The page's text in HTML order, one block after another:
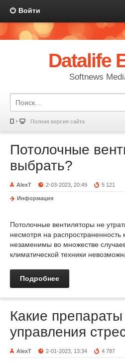
Войти
Datalife
Softnews
Полная версия сайта
Потолочные
выбрать?
AlexT 2-03-2023, 20:49 5 121
Информация
Потолочные вентиляторы не
несмотря на
незаменимы во множестве
климатической техники
Подробнее
Какие
управления
AlexT 2-01-2023, 13:34 4 787